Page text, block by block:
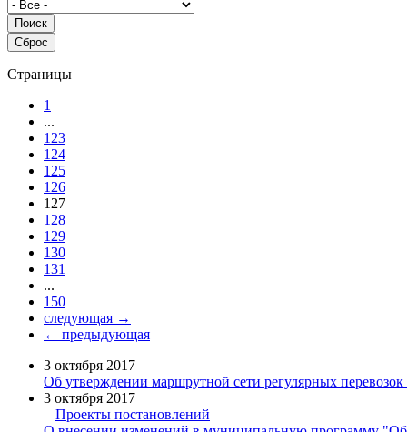
Страницы
1
...
123
124
125
126
127
128
129
130
131
...
150
следующая →
← предыдующая
3 октября 2017
Об утверждении маршрутной сети регулярных
3 октября 2017
Проекты постановлений